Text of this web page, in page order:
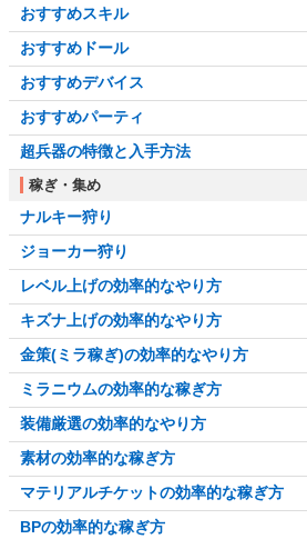
おすすめスキル
おすすめドール
おすすめデバイス
おすすめパーティ
超兵器の特徴と入手方法
稼ぎ・集め
ナルキー狩り
ジョーカー狩り
レベル上げの効率的なやり方
キズナ上げの効率的なやり方
金策(ミラ稼ぎ)の効率的なやり方
ミラニウムの効率的な稼ぎ方
装備厳選の効率的なやり方
素材の効率的な稼ぎ方
マテリアルチケットの効率的な稼ぎ方
BPの効率的な稼ぎ方